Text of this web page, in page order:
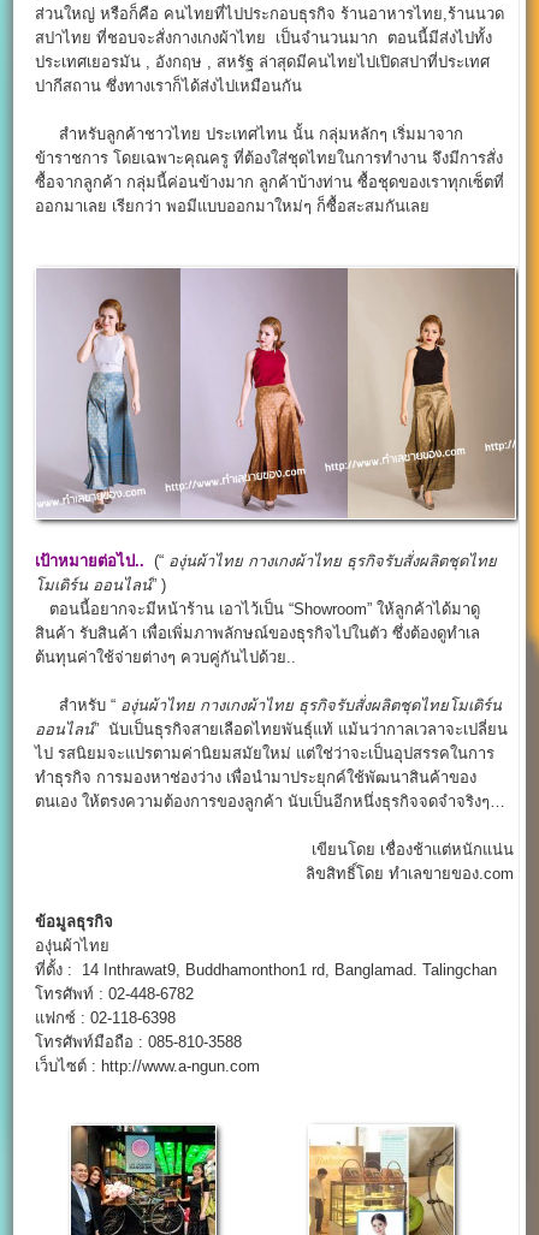
ส่วนใหญ่ หรือก็คือ คนไทยที่ไปประกอบธุรกิจ ร้านอาหารไทย,ร้านนวด
สปาไทย ที่ชอบจะสั่งกางเกงผ้าไทย เป็นจำนวนมาก ตอนนี้มีส่งไปทั้ง
ประเทศเยอรมัน , อังกฤษ , สหรัฐ ล่าสุดมีคนไทยไปเปิดสปาที่ประเทศ
ปากีสถาน ซึ่งทางเราก็ได้ส่งไปเหมือนกัน
สำหรับลูกค้าชาวไทย ประเทศไทน นั้น กลุ่มหลักๆ เริ่มมาจาก
ข้าราชการ โดยเฉพาะคุณครู ที่ต้องใส่ชุดไทยในการทำงาน จึงมีการสั่ง
ซื้อจากลูกค้า กลุ่มนี้ค่อนข้างมาก ลูกค้าบ้างท่าน ซื้อชุดของเราทุกเซ็ตที่
ออกมาเลย เรียกว่า พอมีแบบออกมาใหม่ๆ ก็ซื้อสะสมกันเลย
เป้าหมายต่อไป.. (“ องุ่นผ้าไทย กางเกงผ้าไทย ธุรกิจรับสั่งผลิตชุดไทย
โมเดิร์น ออนไลน์” )
ตอนนี้อยากจะมีหน้าร้าน เอาไว้เป็น “Showroom” ให้ลูกค้าได้มาดู
สินค้า รับสินค้า เพื่อเพิ่มภาพลักษณ์ของธุรกิจไปในตัว ซึ่งต้องดูทำเล
ต้นทุนค่าใช้จ่ายต่างๆ ควบคู่กันไปด้วย..
สำหรับ “ องุ่นผ้าไทย กางเกงผ้าไทย ธุรกิจรับสั่งผลิตชุดไทยโมเดิร์น
ออนไลน์” นับเป็นธุรกิจสายเลือดไทยพันธุ์แท้ แม้นว่ากาลเวลาจะเปลี่ยน
ไป รสนิยมจะแปรตามค่านิยมสมัยใหม่ แต่ใช่ว่าจะเป็นอุปสรรคในการ
ทำธุรกิจ การมองหาช่องว่าง เพื่อนำมาประยุกค์ใช้พัฒนาสินค้าของ
ตนเอง ให้ตรงความต้องการของลูกค้า นับเป็นอีกหนึ่งธุรกิจจดจำจริงๆ…
เขียนโดย เชื่องช้าแต่หนักแน่น
ลิขสิทธิ์โดย ทำเลขายของ.com
ข้อมูลธุรกิจ
องุ่นผ้าไทย
ที่ตั้ง : 14 Inthrawat9, Buddhamonthon1 rd, Banglamad. Talingchan
โทรศัพท์ : 02-448-6782
แฟกซ์ : 02-118-6398
โทรศัพท์มือถือ : 085-810-3588
เว็บไซต์ : http://www.a-ngun.com